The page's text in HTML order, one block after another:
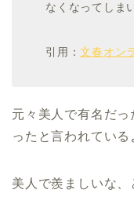
なくなってしま
引用：文春オン
元々美人で有名だっ
ったと言われている
美人で羨ましいな、